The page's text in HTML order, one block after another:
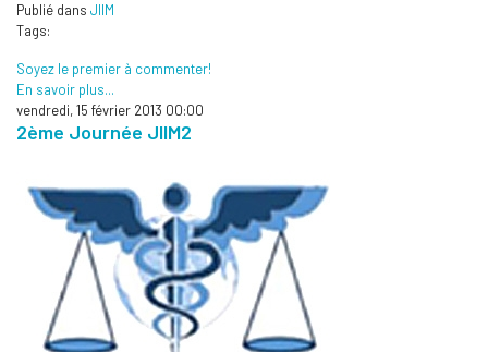
Publié dans JIIM
Tags:
Soyez le premier à commenter!
En savoir plus...
vendredi, 15 février 2013 00:00
2ème Journée JIIM2